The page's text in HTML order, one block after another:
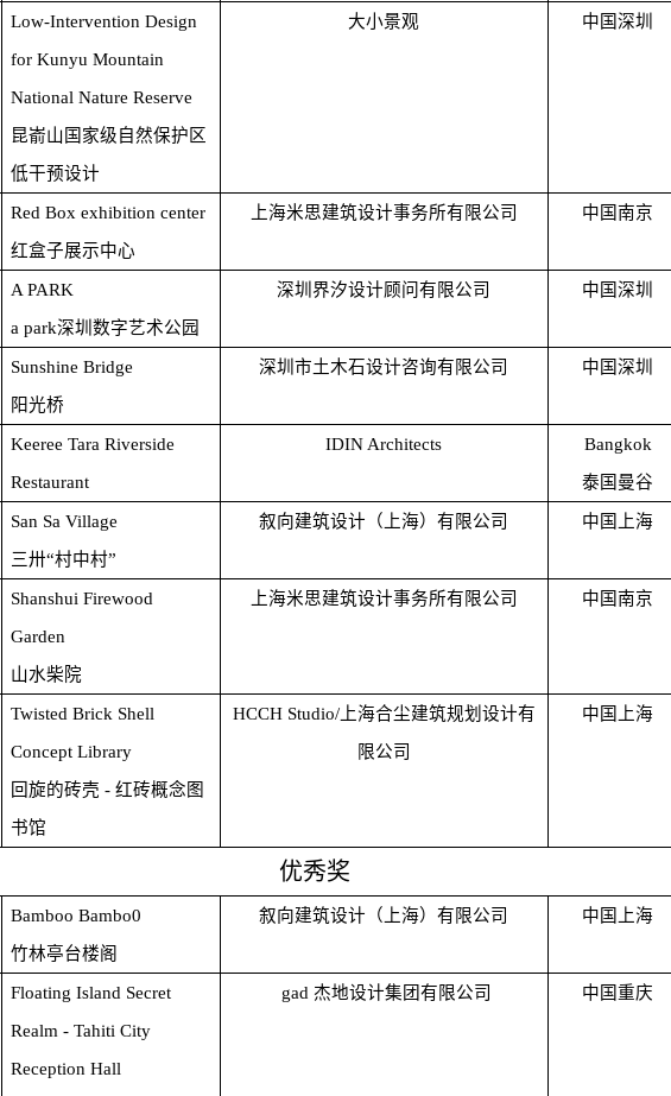
Low-Intervention Design
for Kunyu Mountain
National Nature Reserve
昆嵛山国家级自然保护区
低干预设计
大小景观 中国深圳
Red Box exhibition center
红盒子展示中心
上海米思建筑设计事务所有限公司 中国南京
A PARK
a park深圳数字艺术公园
深圳界汐设计顾问有限公司 中国深圳
Sunshine Bridge
阳光桥
深圳市土木石设计咨询有限公司 中国深圳
Keeree Tara Riverside
Restaurant
IDIN Architects
Bangkok
泰国曼谷
San Sa Village
三卅“村中村”
叙向建筑设计（上海）有限公司 中国上海
Shanshui Firewood
Garden
山水柴院
上海米思建筑设计事务所有限公司 中国南京
Twisted Brick Shell
Concept Library
回旋的砖壳 - 红砖概念图
书馆
HCCH Studio/上海合尘建筑规划设计有
限公司
中国上海
优秀奖
Bamboo Bambo0
竹林亭台楼阁
叙向建筑设计（上海）有限公司 中国上海
Floating Island Secret
Realm - Tahiti City
Reception Hall
gad 杰地设计集团有限公司 中国重庆